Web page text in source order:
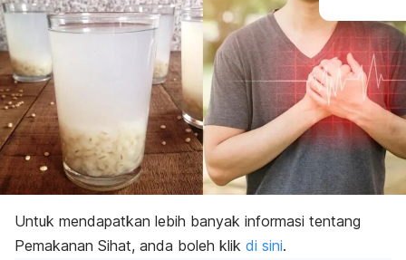
Untuk mendapatkan lebih banyak informasi tentang
Pemakanan Sihat, anda boleh klik di sini.